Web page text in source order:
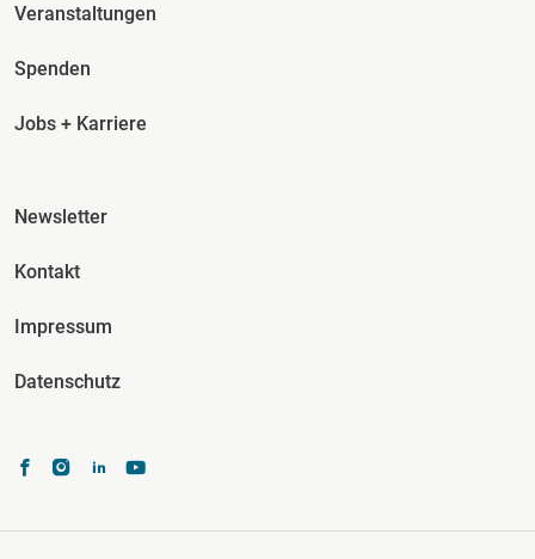
Veranstaltungen
Spenden
Jobs + Karriere
Fusszeile Spalte 3
Newsletter
Kontakt
Impressum
Datenschutz